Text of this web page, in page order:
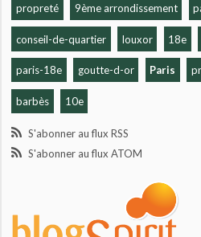
propreté 9ème arrondissement
conseil-de-quartier louxor 18e
paris-18e goutte-d-or Paris
barbès 10e
S'abonner au flux RSS
S'abonner au flux ATOM